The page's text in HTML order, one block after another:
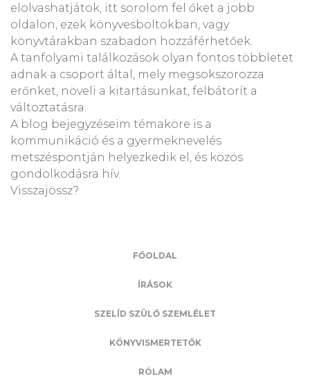
elolvashatjátok, itt sorolom fel őket a jobb
oldalon, ezek könyvesboltokban, vagy
könyvtárakban szabadon hozzáférhetőek.
A tanfolyami találkozások olyan fontos többletet
adnak a csoport által, mely megsokszorozza
erőnket, növeli a kitartásunkat, felbátorít a
változtatásra.
A blog bejegyzéseim témaköre is a
kommunikáció és a gyermeknevelés
metszéspontján helyezkedik el, és közös
gondolkodásra hív.
Visszajössz?
FŐOLDAL
ÍRÁSOK
SZELÍD SZÜLŐ SZEMLÉLET
KÖNYVISMERTETŐK
RÓLAM